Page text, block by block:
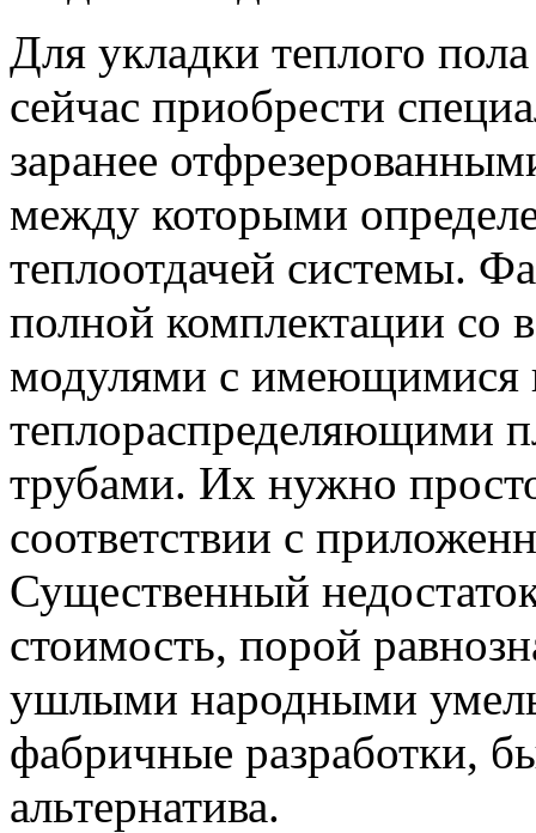
Для укладки теплого
сейчас приобрести
заранее
между которыми
теплоотдачей системы.
полной комплектации со
модулями с имеющимися
теплораспределяющими
трубами. Их нужно
соответствии с
Существенный
стоимость, порой
ушлыми народными
фабричные разработки,
альтернатива.